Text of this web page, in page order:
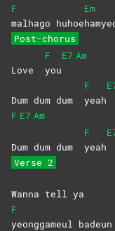
F
malhago huhoe
Em
Post-chorus
Love
F
you
E7 Am
Dum dum dum
F
yeah
F E7 Am
Dum dum dum
F
yeah
Verse 2
Wanna tell ya
F
yeonggameul